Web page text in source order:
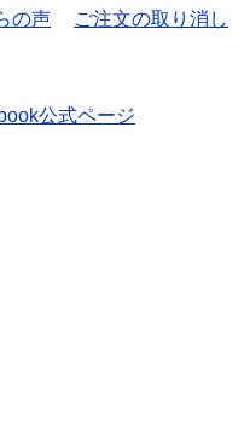
の声 ご注文の取り消し
公式ページ